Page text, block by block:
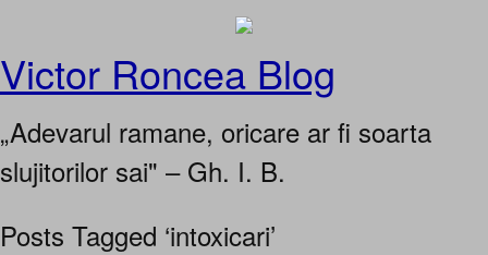
Victor Roncea Blog
„Adevarul ramane, oricare ar fi soarta
slujitorilor sai" – Gh. I. B.
Posts Tagged ‘intoxicari’